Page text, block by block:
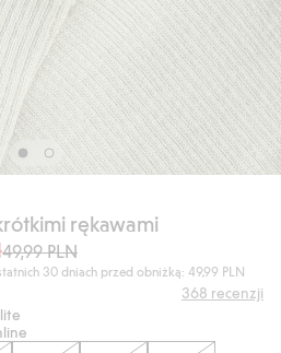
rękawami
49,99 PLN
30 dniach przed obniżką: 49,99 PLN
368 recenzji